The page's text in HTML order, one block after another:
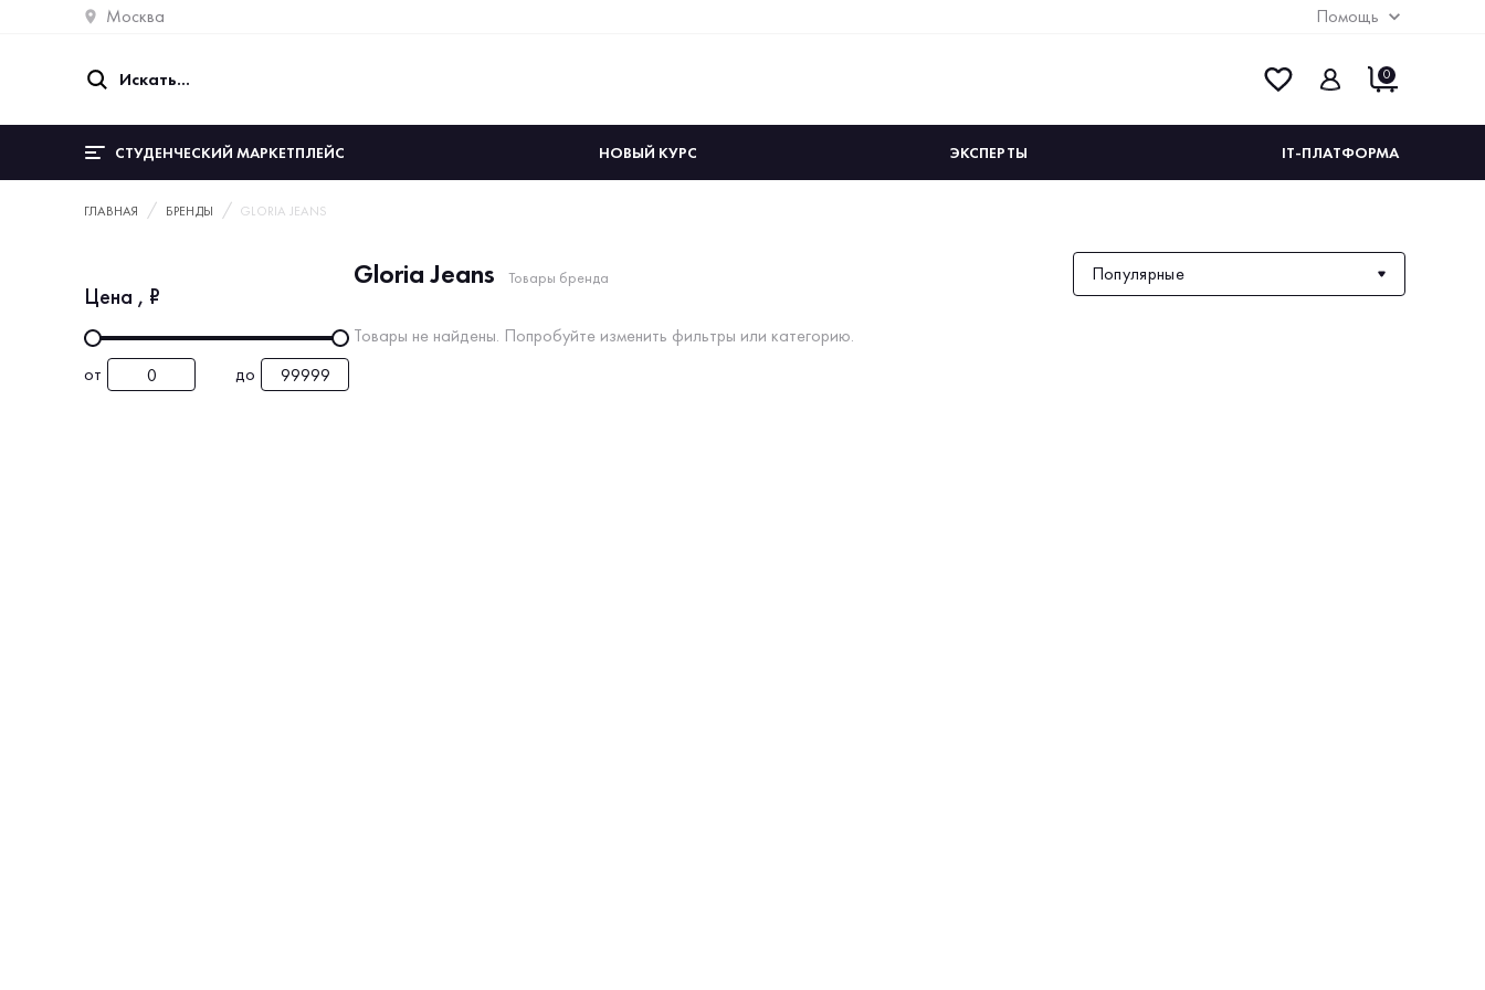
Москва Помощь
0
СТУДЕНЧЕСКИЙ МАРКЕТПЛЕЙС НОВЫЙ КУРС ЭКСПЕРТЫ IT-ПЛАТФОРМА
ГЛАВНАЯ БРЕНДЫ GLORIA JEANS
Цена , ₽
от до
Gloria Jeans Товары бренда Популярные
Товары не найдены. Попробуйте изменить фильтры или категорию.